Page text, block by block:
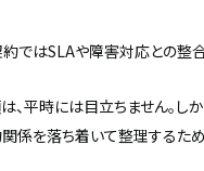
約ではSLAや障害対応との整
、平時には目立ちません。し
関係を落ち着いて整理するた